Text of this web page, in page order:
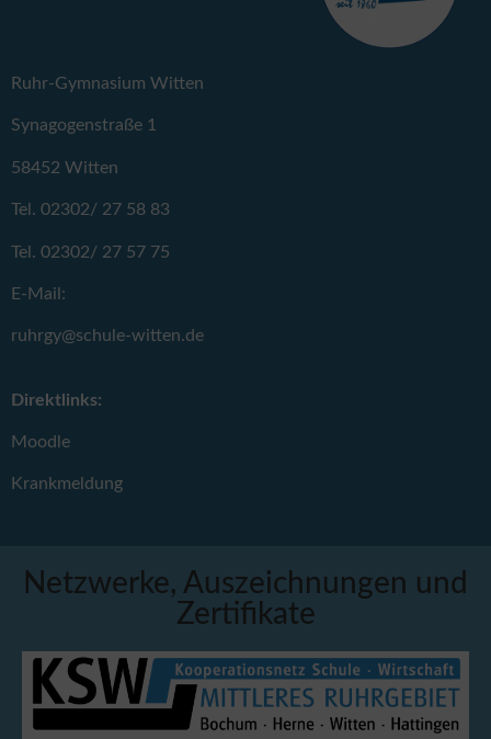
Ruhr-Gymnasium Witten
Synagogenstraße 1
58452 Witten
Tel. 02302/ 27 58 83
Tel. 02302/ 27 57 75
E-Mail:
ruhrgy@schule-witten.de
Direktlinks:
Moodle
Krankmeldung
Netzwerke, Auszeichnungen und
Zertifikate